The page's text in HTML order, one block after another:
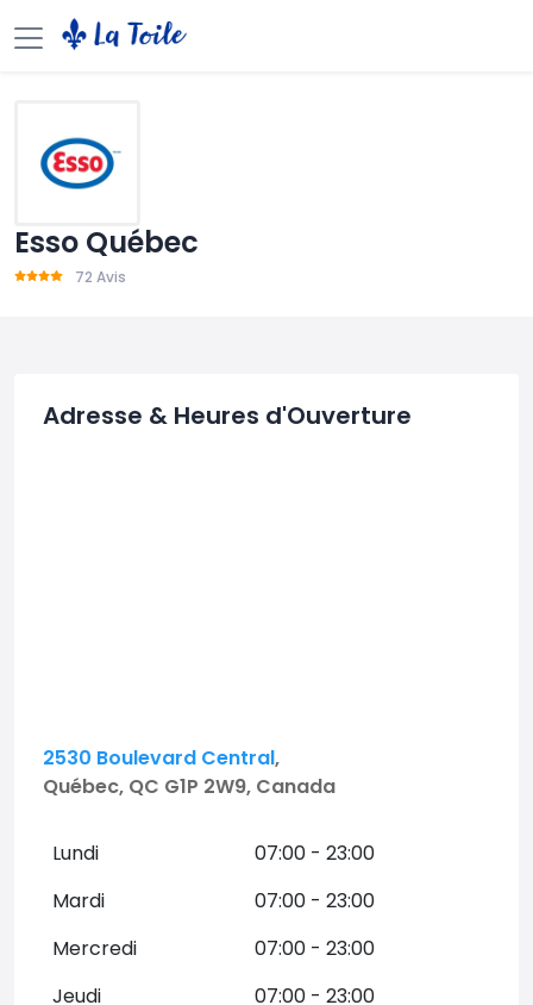
Esso Québec
72 Avis
Adresse & Heures d'Ouverture
2530 Boulevard Central,
Québec, QC G1P 2W9, Canada
Lundi
07:00 - 23:00
Mardi
07:00 - 23:00
Mercredi
07:00 - 23:00
Jeudi
07:00 - 23:00